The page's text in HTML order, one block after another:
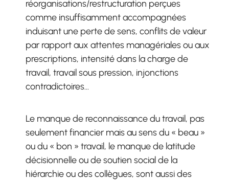
réorganisations/restructuration perçues
comme insuffisamment accompagnées
induisant une perte de sens, conflits de valeur
par rapport aux attentes managériales ou aux
prescriptions, intensité dans la charge de
travail, travail sous pression, injonctions
contradictoires…
Le manque de reconnaissance du travail, pas
seulement financier mais au sens du « beau »
ou du « bon » travail, le manque de latitude
décisionnelle ou de soutien social de la
hiérarchie ou des collègues, sont aussi des